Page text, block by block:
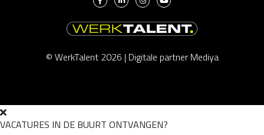
© WerkTalent 2026 | Digitale partner Mediya
VACATURES IN DE BUURT ONTVANGEN?